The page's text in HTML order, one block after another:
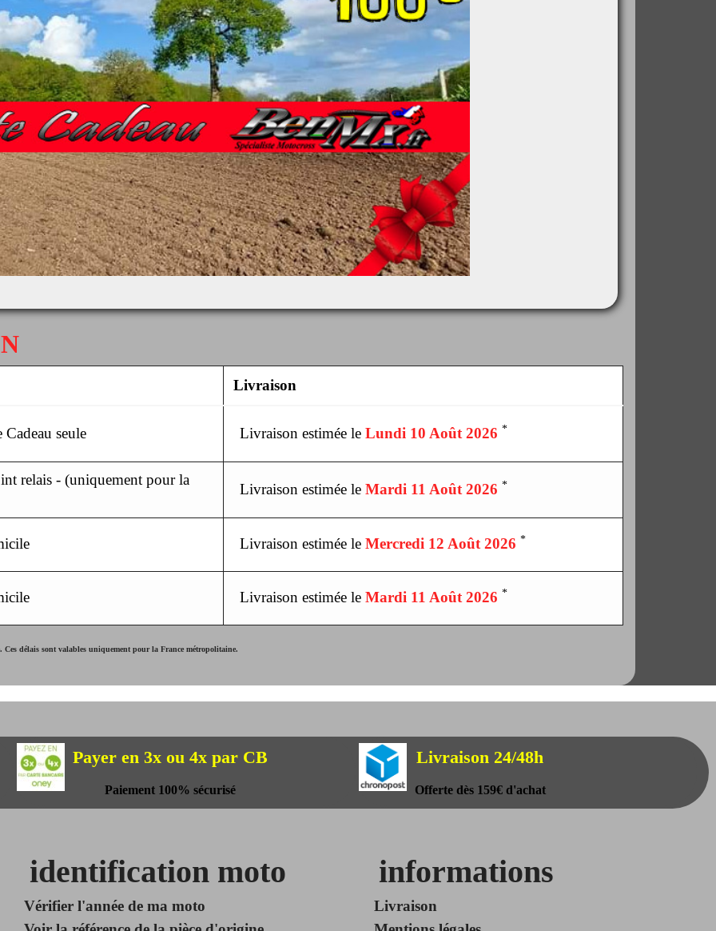
Livraison
seule Livraison estimée le Lundi 10 Août 2026 *
relais - (uniquement pour la
Livraison estimée le Mardi 11 Août 2026 *
Livraison estimée le Mercredi 12 Août 2026 *
Livraison estimée le Mardi 11 Août 2026 *
délais sont valables uniquement pour la France métropolitaine.
Payer en 3x ou 4x par CB
Paiement 100% sécurisé
Livraison 24/48h
Offerte dès 159€ d'achat
identification moto
Vérifier l'année de ma moto
informations
Livraison